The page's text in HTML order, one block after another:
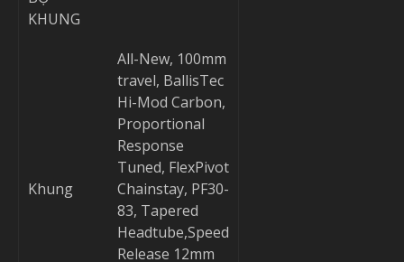
KHUNG
Khung
All-New, 100mm
travel, BallisTec
Hi-Mod Carbon,
Proportional
Response
Tuned, FlexPivot
Chainstay, PF30-
83, Tapered
Headtube,Speed
Release 12mm